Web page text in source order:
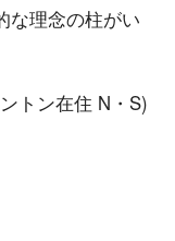
な理念の柱がい
トン在住 N・S)